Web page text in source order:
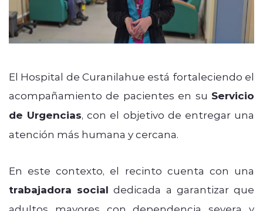
El Hospital de Curanilahue está fortaleciendo el
acompañamiento de pacientes en su Servicio
de Urgencias, con el objetivo de entregar una
atención más humana y cercana.
En este contexto, el recinto cuenta con una
trabajadora social dedicada a garantizar que
adultos mayores con dependencia severa y